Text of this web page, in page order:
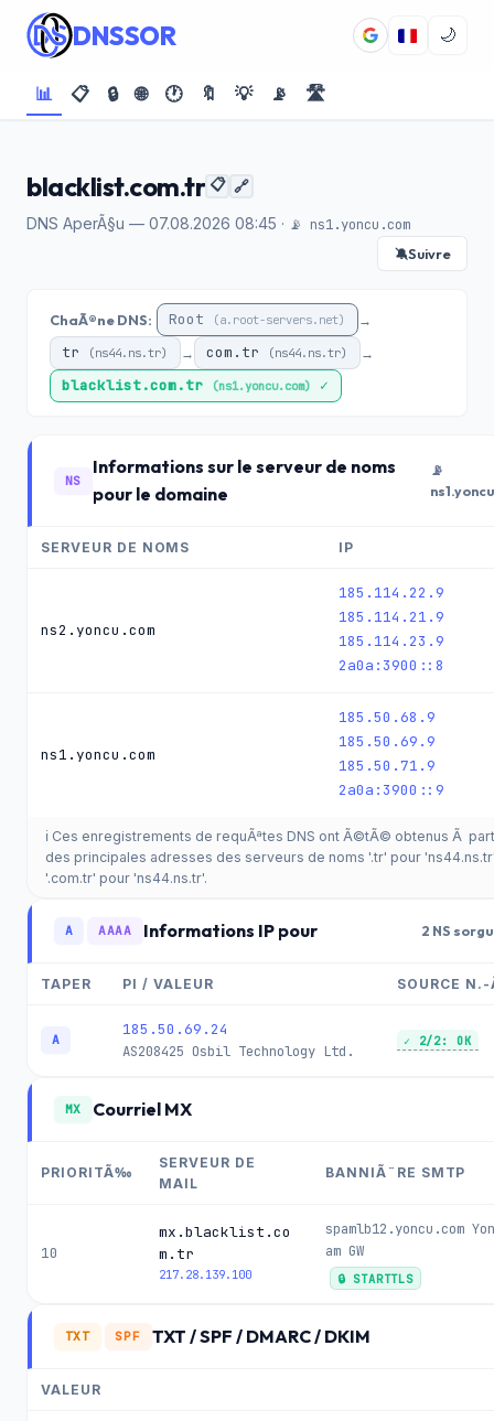
DNSSOR 🌙
📊 📋 🔒 🌐 🕐 🔖 💡 📡 🛣️
blacklist.com.tr 📋 🔗
DNS AperÃ§u — 07.08.2026 08:45 · 📡 ns1.yoncu.com
🔕Suivre
ChaÃ®ne DNS: Root (a.root-servers.net) →
tr (ns44.ns.tr) → com.tr (ns44.ns.tr) →
blacklist.com.tr (ns1.yoncu.com) ✓
NS
Informations sur le serveur de noms
pour le domaine
📡
SERVEUR DE NOMS IP
ns2.yoncu.com
185.114.22.9
185.114.21.9
185.114.23.9
2a0a:3900::8
ns1.yoncu.com
185.50.68.9
185.50.69.9
185.50.71.9
2a0a:3900::9
ℹ️ Ces enregistrements de requÃªtes DNS ont Ã©tÃ© obtenus Ã
des principales adresses des serveurs de noms '.tr' pour
'.com.tr' pour 'ns44.ns.tr'.
A AAAA Informations IP pour 2 NS
TAPER PI / VALEUR SOURCE
A
185.50.69.24
AS208425 Osbil Technology Ltd.
✓ 2/2: OK
MX Courriel MX
PRIORITÃ‰
SERVEUR DE
MAIL
BANNIÃ¨RE SMTP
10
mx.blacklist.co
m.tr
217.28.139.100
spamlb12.yoncu.com
am GW
🔒 STARTTLS
TXT SPF TXT / SPF / DMARC / DKIM
VALEUR